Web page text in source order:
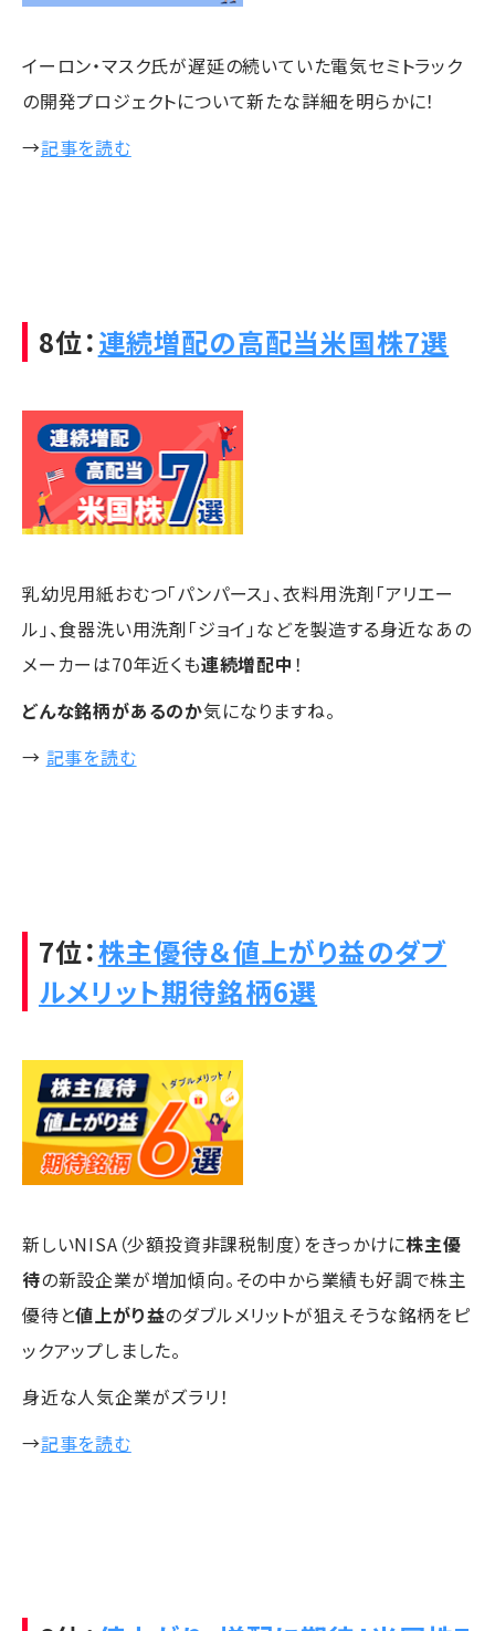
イーロン・マスク氏が遅延の続いていた電気セミトラック
の開発プロジェクトについて新たな詳細を明らかに！
→記事を読む
8位：連続増配の高配当米国株7選
乳幼児用紙おむつ「パンパース」、衣料用洗剤「アリエー
ル」、食器洗い用洗剤「ジョイ」などを製造する身近なあの
メーカーは70年近くも連続増配中 ！
どんな銘柄があるのか気になりますね。
→ 記事を読む
7位：株主優待＆値上がり益のダブ
ルメリット期待銘柄6選
新しいNISA（少額投資非課税制度）をきっかけに株主優
待の新設企業が増加傾向。その中から業績も好調で株主
優待と値上がり益のダブルメリットが狙えそうな銘柄をピ
ックアップしました。
身近な人気企業がズラリ！
→記事を読む